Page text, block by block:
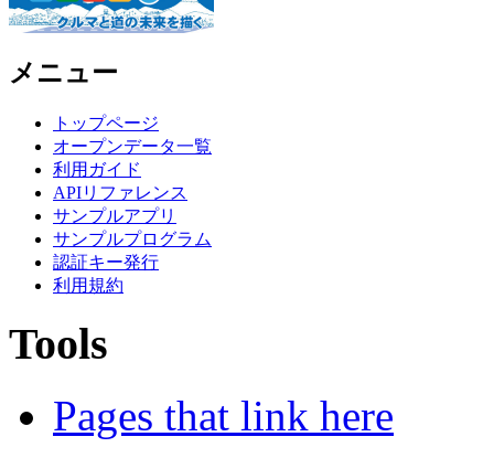
メニュー
トップページ
オープンデータ一覧
利用ガイド
APIリファレンス
サンプルアプリ
サンプルプログラム
認証キー発行
利用規約
Tools
Pages that link here